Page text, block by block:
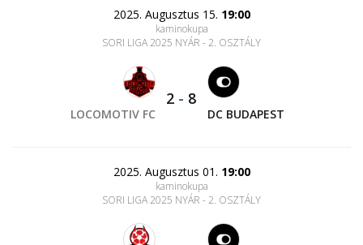
2025. Augusztus 15. 19:00
kaminokupa
SORI LIGA 2025 NYÁR - 2. OSZTÁLY
LOCOMOTIV FC
2 - 8
DC BUDAPEST
2025. Augusztus 01. 19:00
kaminokupa
SORI LIGA 2025 NYÁR - 2. OSZTÁLY